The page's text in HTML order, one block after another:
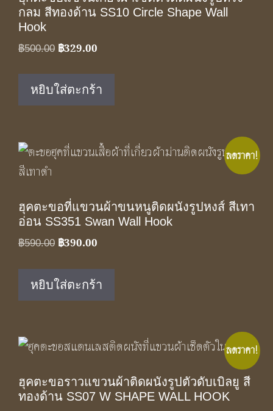
กลม สีทองด้าน SS10 Circle Shape Wall
Hook
฿500.00 Original
was:
฿500.00.
฿329.00
฿329.00.
หยิบใส่ตะกร้า
ลดราคา!
ฮุคตะขอที่แขวนผ้าขนหนูติดผนังรูปหงส์ สีเทา
อ่อน SS351 Swan Wall Hook
฿590.00 Original
was:
฿590.00.
฿390.00
฿390.00.
หยิบใส่ตะกร้า
ลดราคา!
ฮุคตะขอราวแขวนผ้าติดผนังรูปตัวดับเบิลยู สี
ทองด้าน SS07 W SHAPE WALL HOOK